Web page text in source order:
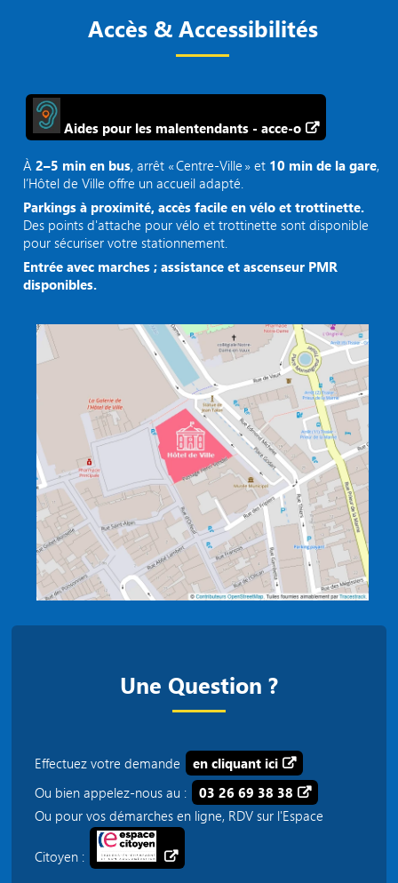
Accès & Accessibilités
Aides pour les malentendants - acce-o
À2–5 min en bus, arrêt « Centre‑Ville » et 10 min de la gare,
l’Hôtel de Ville offre un accueil adapté.
Parkings à proximité, accès facile en vélo et trottinette.
Des points d'attache pour vélo et trottinette sont disponible
pour sécuriser votre stationnement.
Entrée avec marches ; assistance et ascenseur PMR
disponibles.
Une Question ?
Effectuez votre demande
en cliquant ici
Ou bien appelez-nous au :
03 26 69 38 38
Ou pour vos démarches en ligne, RDV sur l'Espace
Citoyen :